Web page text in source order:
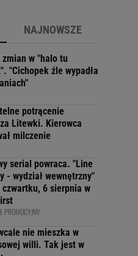
NAJNOWSZE
zmian w "halo tu
"Cichopek źle wypadła
potrącenie
Litewki. Kierowca
milczenie
serial powraca. "Line
- wydział wewnętrzny"
czwartku, 6 sierpnia w
PROMOCYJNY
nie mieszka w
willi. Tak jest w